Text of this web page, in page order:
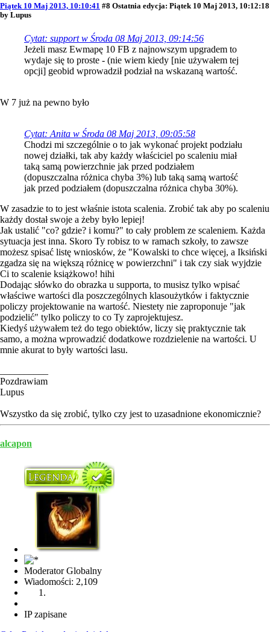
Piątek 10 Maj 2013, 10:10:41 #8 Ostatnia edycja: Piątek 10 Maj 2013, 10:12:18
by Lupus
Cytat: support w Środa 08 Maj 2013, 09:14:56
Jeżeli masz Ewmapę 10 FB z najnowszym upgradem to
wydaje się to proste - (nie wiem kiedy [nie używałem tej
opcji] geobid wprowadził podział na wskazaną wartość.
W 7 już na pewno było
Cytat: Anita w Środa 08 Maj 2013, 09:05:58
Chodzi mi szczególnie o to jak wykonać projekt podziału
nowej działki, tak aby każdy właściciel po scaleniu miał
taką samą powierzchnie jak przed podziałem
(dopuszczalna różnica chyba 3%) lub taką samą wartość
jak przed podziałem (dopuszczalna różnica chyba 30%).
W zasadzie to to jest właśnie istota scalenia. Zrobić tak aby po scaleniu
każdy dostał swoje a żeby było lepiej!
Jak ustalić "co? gdzie? i komu?" to cały problem ze scaleniem. Każda
sytuacja jest inna. Skoro Ty robisz to w ramach szkoły, to zawsze
możesz spisać listę wniosków, że "Kowalski to chce więcej, a Iksiński
zgadza się na większą różnicę w powierzchni" i tak czy siak wyjdzie
Ci to scalenie książkowo! hihi
Dodając słówko do obrazka u supporta, to musisz tylko wpisać
właściwe wartości dla poszczególnych klasoużytków i faktycznie
policzy projektowanie na wartość. Niestety nie zaproponuje "jak
podzielić" tylko policzy to co Ty zaprojektujesz.
Kiedyś używałem też do tego obiektów, liczy się praktycznie tak
samo, a można wprowadzić dodatkowe rozdzielenie na wartości. U
mnie akurat to były wartości lasu.
Pozdrawiam
Lupus
Wszystko da się zrobić, tylko czy jest to uzasadnione ekonomicznie?
alcapon
Moderator Globalny
Wiadomości: 2,109
IP zapisane